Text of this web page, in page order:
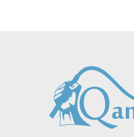
بايقاۋىنىڭ جەڭىمپازى